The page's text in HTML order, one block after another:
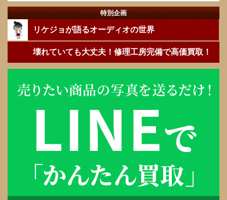
特別企画
リケジョが語るオーディオの世界
壊れていても大丈夫！修理工房完備で高価買取！